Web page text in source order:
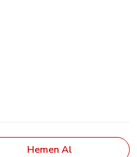
Hemen Al